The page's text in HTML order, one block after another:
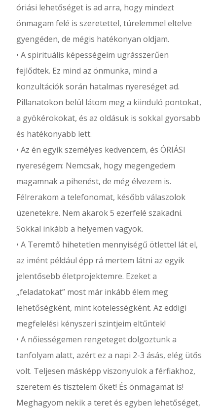
óriási lehetőséget is ad arra, hogy mindezt
önmagam felé is szeretettel, türelemmel eltelve
gyengéden, de mégis hatékonyan oldjam.
• A spirituális képességeim ugrásszerűen
fejlődtek. Ez mind az önmunka, mind a
konzultációk során hatalmas nyereséget ad.
Pillanatokon belül látom meg a kiinduló pontokat,
a gyökérokokat, és az oldásuk is sokkal gyorsabb
és hatékonyabb lett.
• Az én egyik személyes kedvencem, és ÓRIÁSI
nyereségem: Nemcsak, hogy megengedem
magamnak a pihenést, de még élvezem is.
Félrerakom a telefonomat, később válaszolok
üzenetekre. Nem akarok 5 ezerfelé szakadni.
Sokkal inkább a helyemen vagyok.
• A Teremtő hihetetlen mennyiségű ötlettel lát el,
az imént például épp rá mertem látni az egyik
jelentősebb életprojektemre. Ezeket a
„feladatokat” most már inkább élem meg
lehetőségként, mint kötelességként. Az eddigi
megfelelési kényszeri szintjeim eltűntek!
• A nőiességemen rengeteget dolgoztunk a
tanfolyam alatt, azért ez a napi 2-3 ásás, elég ütős
volt. Teljesen másképp viszonyulok a férfiakhoz,
szeretem és tisztelem őket! És önmagamat is!
Meghagyom nekik a teret és egyben lehetőséget,